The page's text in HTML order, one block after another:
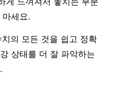
마세요.
의 모든 것을 쉽고 정확
상태를 더 잘 파악하는